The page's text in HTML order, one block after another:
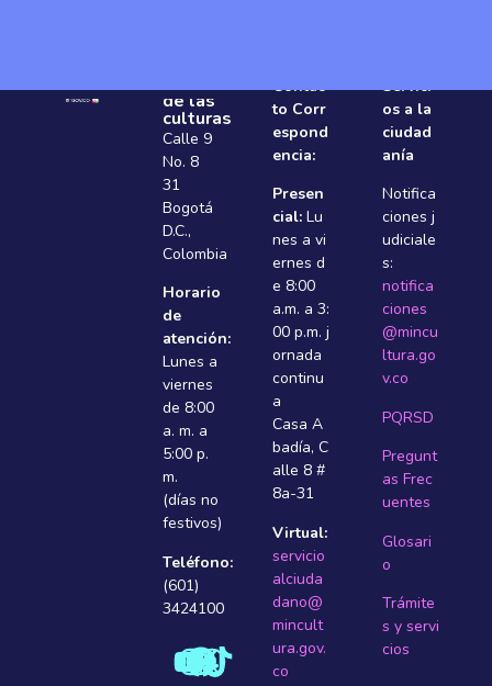
de las
culturas
Calle 9
No. 8
31
Bogotá
D.C.,
Colombia
Horario
de
atención:
Lunes a
viernes
de 8:00
a. m. a
5:00 p.
m.
(días no
festivos)
Teléfono:
(601)
3424100
Contac
to Corr
espond
encia:
Presen
cial: Lu
nes a vi
ernes d
e 8:00
a.m. a 3:
00 p.m. j
ornada
continu
a
Casa A
badí­a, C
alle 8 #
8a-31
Virtual:
servicio
alciuda
dano@
mincult
ura.gov.
co
Servici
os a la
ciudad
anía
Notifica
ciones j
udiciale
s:
notifica
ciones
@mincu
ltura.go
v.co
PQRSD
Pregunt
as Frec
uentes
Glosari
o
Trámite
s y servi
cios